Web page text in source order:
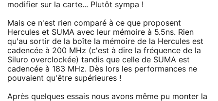
modifier sur la carte... Plutôt sympa !
Mais ce n'est rien comparé à ce que proposent
Hercules et SUMA avec leur mémoire à 5.5ns. Rien
qu'au sortir de la boîte la mémoire de la Hercules est
cadencée à 200 MHz (c'est à dire la fréquence de la
Siluro overclockée) tandis que celle de SUMA est
cadencée à 183 MHz. Dès lors les performances ne
pouvaient qu'être supérieures !
Après quelques essais nous avons même pu monter la